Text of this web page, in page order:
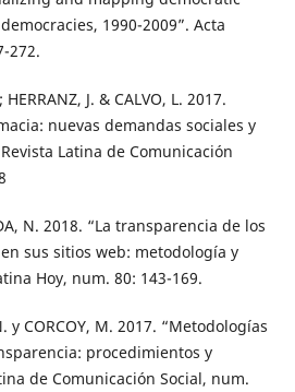
1990-2009”. Acta
272.
HERRANZ, J. & CALVO, L. 2017.
nuevas demandas sociales y
Latina de Comunicación
N. 2018. “La transparencia de los
sus sitios web: metodología y
Hoy, num. 80: 143-169.
y CORCOY, M. 2017. “Metodologías
procedimientos y
de Comunicación Social, num.